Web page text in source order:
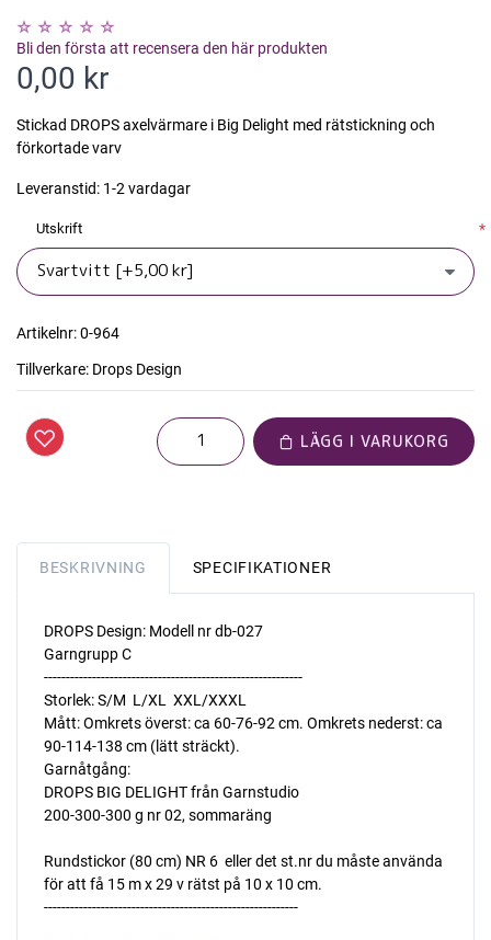
Bli den första att recensera den här produkten
0,00 kr
Stickad DROPS axelvärmare i Big Delight med rätstickning och
förkortade varv
Leveranstid: 1-2 vardagar
Utskrift *
Artikelnr:0-964
Tillverkare: Drops Design
LÄGG I VARUKORG
BESKRIVNING SPECIFIKATIONER
DROPS Design: Modell nr db-027
Garngrupp C
-----------------------------------------------------------
Storlek: S/M  L/XL  XXL/XXXL
Mått: Omkrets överst: ca 60-76-92 cm. Omkrets nederst: ca
90-114-138 cm (lätt sträckt).
Garnåtgång:
DROPS BIG DELIGHT från Garnstudio
200-300-300 g nr 02, sommaräng
Rundstickor (80 cm) NR 6  eller det st.nr du måste använda
för att få 15 m x 29 v rätst på 10 x 10 cm.
----------------------------------------------------------